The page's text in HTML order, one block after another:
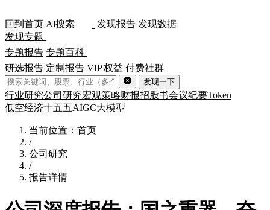
回到首页 AI搜索 发现报告 发现数据
发现专题
专题报告 专题百科
研选报告 定制报告 VIP权益 付费社群
发现一下
行业研究公司研究宏观策略财报招股书会议纪要Token
低空经济十五五AIGC大模型
当前位置：首页
/
公司研究
/
报告详情